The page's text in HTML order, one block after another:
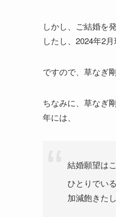
しかし、ご結婚を
したし、2024年2
ですので、草なぎ
ちなみに、草なぎ
年には、
結婚願望は
ひとりでい
加減飽きたし